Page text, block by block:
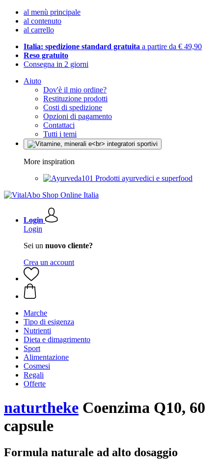
al menù principale
al contenuto
al carrello
Italia: spedizione standard gratuita a partire da € 49,90
Reso gratuito
Consegna in 2 giorni
Aiuto
Dov'è il mio ordine?
Restituzione prodotti
Costi di spedizione
Opzioni di pagamento
Contattaci
Tutti i temi
More inspiration
Prodotti ayurvedici e superfood
Login
Login
Sei un nuovo cliente?
Crea un account
Marche
Tipo di esigenza
Nutrienti
Dieta e dimagrimento
Sport
Alimentazione
Cosmesi
Regali
Offerte
naturtheke Coenzima Q10, 60
capsule
Formula naturale ad alto dosaggio